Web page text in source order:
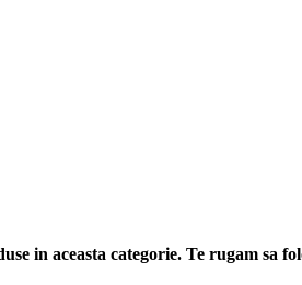
in aceasta categorie. Te rugam sa